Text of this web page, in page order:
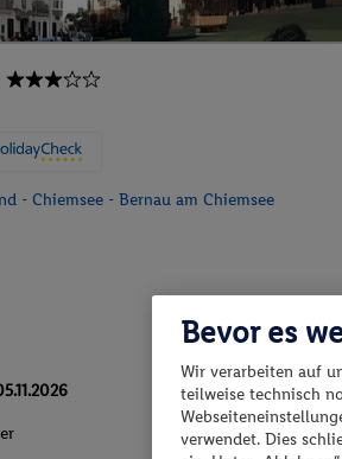
- Chiemsee - Bernau am Chiemsee
p.P. ab
Bevor es
Wir verarbeiten auf
teilweise technisch
verwendet. Dies